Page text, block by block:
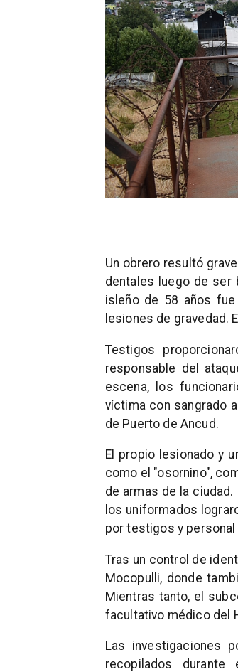
Un obrero resultó
dentales luego de ser
isleño de 58 años
lesiones de gravedad.
Testigos
responsable del
escena, los
víctima con sangrado
de Puerto de Ancud.
El propio lesionado y
como el "osornino",
de armas de la
los uniformados
por testigos y
Tras un control de
Mocopulli, donde
Mientras tanto, el
facultativo médico del
Las investigaciones
recopilados